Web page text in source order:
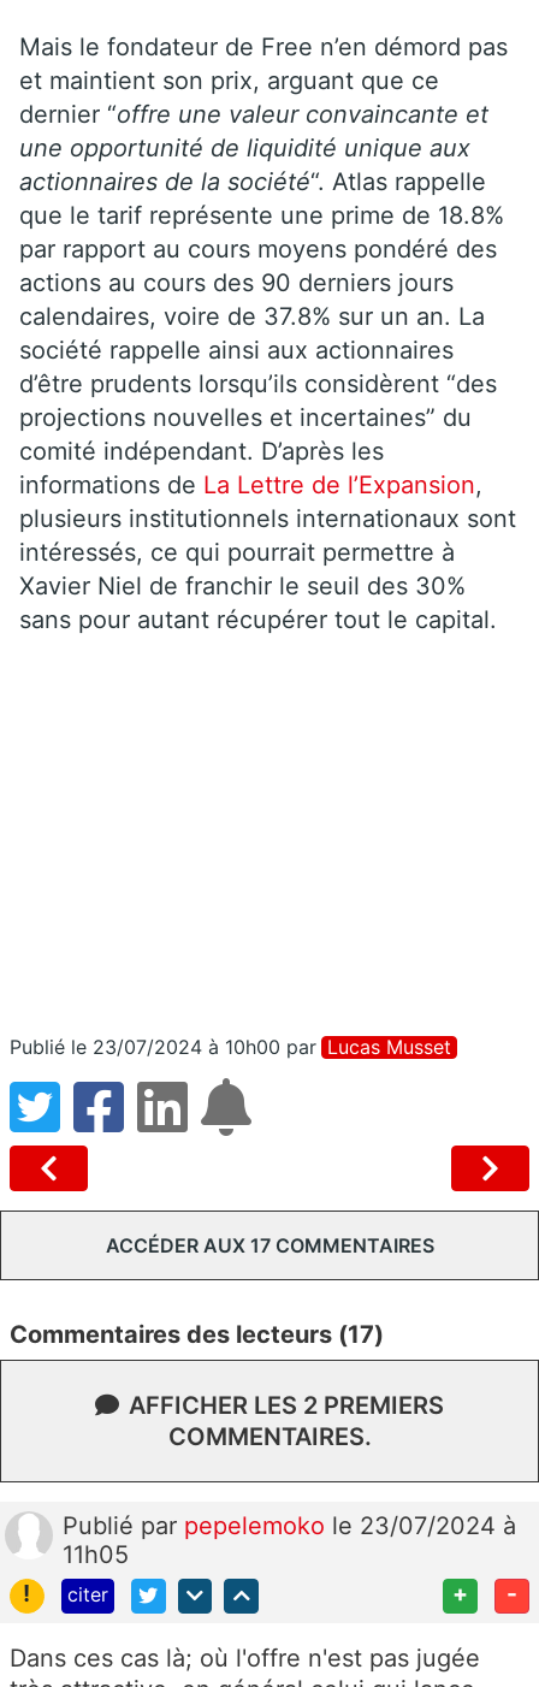
Mais le fondateur de Free n’en démord pas
et maintient son prix, arguant que ce
dernier “offre une valeur convaincante et
une opportunité de liquidité unique aux
actionnaires de la société“. Atlas rappelle
que le tarif représente une prime de 18.8%
par rapport au cours moyens pondéré des
actions au cours des 90 derniers jours
calendaires, voire de 37.8% sur un an. La
société rappelle ainsi aux actionnaires
d’être prudents lorsqu’ils considèrent “des
projections nouvelles et incertaines” du
comité indépendant. D’après les
informations de La Lettre de l’Expansion,
plusieurs institutionnels internationaux sont
intéressés, ce qui pourrait permettre à
Xavier Niel de franchir le seuil des 30%
sans pour autant récupérer tout le capital.
Publié le 23/07/2024 à 10h00 par Lucas Musset
ACCÉDER AUX 17 COMMENTAIRES
Commentaires des lecteurs (17)
AFFICHER LES 2 PREMIERS
COMMENTAIRES.
Publié par pepelemoko le 23/07/2024 à
11h05
!
citer + -
Dans ces cas là; où l'offre n'est pas jugée